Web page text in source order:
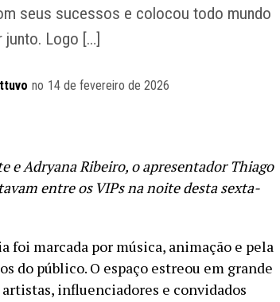
seus sucessos e colocou todo mundo
junto. Logo […]
no 14 de fevereiro de 2026
e Adryana Ribeiro, o apresentador Thiago
entre os VIPs na noite desta sexta-
marcada por música, animação e pela
do público. O espaço estreou em grande
influenciadores e convidados